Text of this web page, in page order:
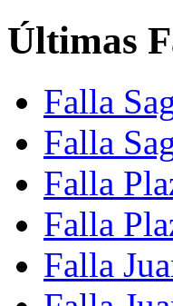
Últimas
Falla
Falla
Falla
Falla
Falla